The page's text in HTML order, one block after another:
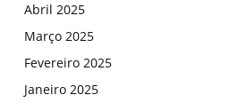
Abril 2025
Março 2025
Fevereiro 2025
Janeiro 2025